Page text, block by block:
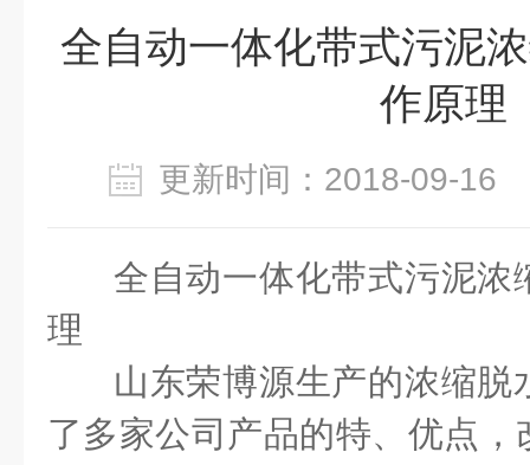
全自动一体化带式污泥
作原理
更新时间：2018-09-
全自动一体化带式污泥浓
理
山东荣博源生产的浓缩脱
了多家公司产品的特、优点